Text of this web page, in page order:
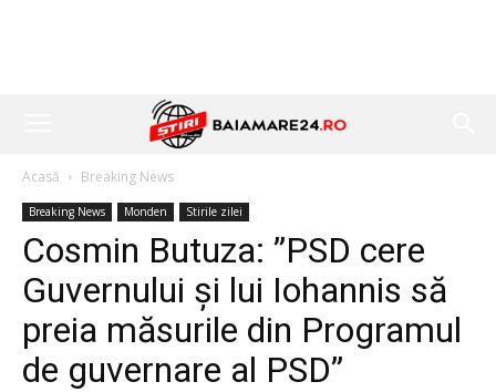
Acasă Breaking News
Breaking News Monden Stirile zilei
Cosmin Butuza: ”PSD cere
Guvernului și lui Iohannis să
preia măsurile din Programul
de guvernare al PSD”